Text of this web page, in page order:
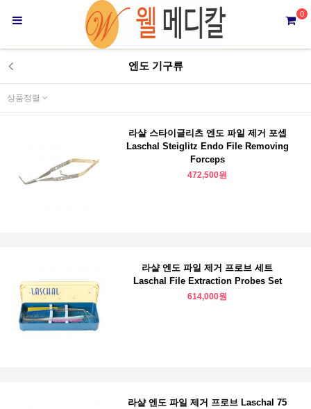
0
엔도 기구류
상품정렬
라샬 스타이글리츠 엔도 파일 제거 포셉
Laschal Steiglitz Endo File Removing
Forceps
472,500원
라샬 엔도 파일 제거 프로브 세트
Laschal File Extraction Probes Set
614,000원
라샬 엔도 파일 제거 프로브 Laschal 75